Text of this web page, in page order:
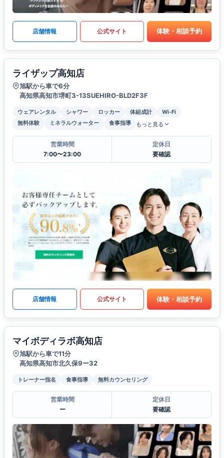
店舗情報 公式サイト 体験・相談予約
ライザップ高知店
旭駅から車で6分
高知県高知市堺町3-13SUEHIRO-BLD2F3F
ウェアレンタル シャワー ロッカー 体組成計
Wi-Fi
無料体験
ミネラルウォーター 食事指導 もっと見る
営業時間
7:00〜23:00
定休日
要確認
店舗情報 公式サイト 体験・相談予約
マイボディラボ高知店
旭駅から車で11分
高知県高知市北久保9ー32
トレーナー指名 食事指導 無料カウンセリング
営業時間
ー
定休日
要確認